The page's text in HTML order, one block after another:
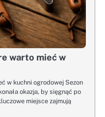
warto mieć w
w kuchni ogrodowej Sezon
okazja, by sięgnąć po
miejsce zajmują